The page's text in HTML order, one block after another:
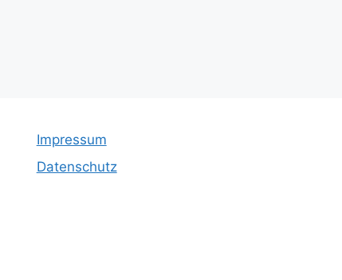
Impressum
Datenschutz